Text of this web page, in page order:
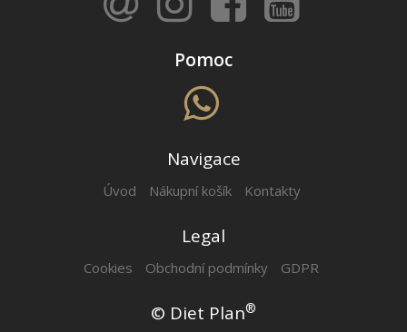
Pomoc
Navigace
Úvod Nákupní košík Kontakty
Legal
Cookies Obchodní podmínky GDPR
© Diet Plan®